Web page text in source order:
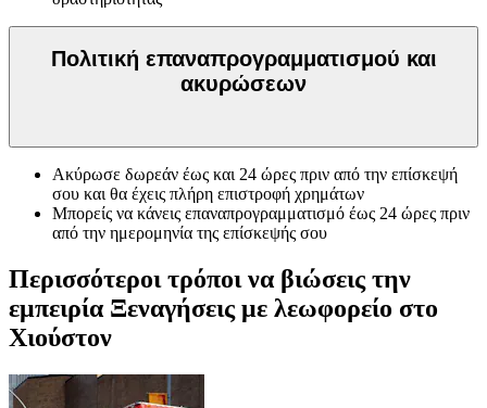
Πολιτική επαναπρογραμματισμού και
ακυρώσεων
Ακύρωσε δωρεάν έως και 24 ώρες πριν από την επίσκεψή
σου και θα έχεις πλήρη επιστροφή χρημάτων
Μπορείς να κάνεις επαναπρογραμματισμό έως 24 ώρες πριν
από την ημερομηνία της επίσκεψής σου
Περισσότεροι τρόποι να βιώσεις την
εμπειρία Ξεναγήσεις με λεωφορείο στο
Χιούστον